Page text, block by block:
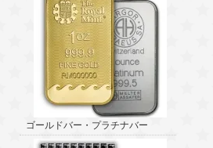
ゴールドバー・プラチナバー